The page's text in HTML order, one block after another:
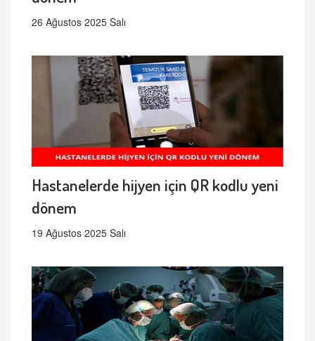
26 Ağustos 2025 Salı
Hastanelerde hijyen için QR kodlu yeni
dönem
19 Ağustos 2025 Salı